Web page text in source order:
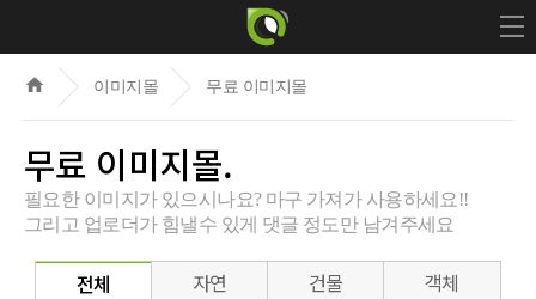
home 이미지몰 무료 이미지몰
무료 이미지몰.
필요한 이미지가 있으시나요? 마구 가져가 사용하세요!!
그리고 업로더가 힘낼수 있게 댓글 정도만 남겨주세요
전체 자연 건물 객체